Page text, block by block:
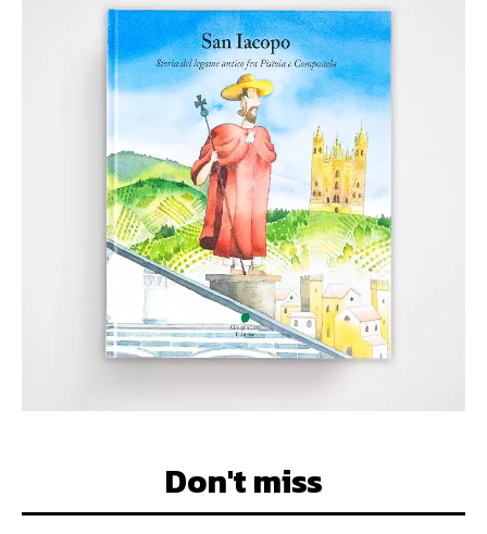
Don't miss